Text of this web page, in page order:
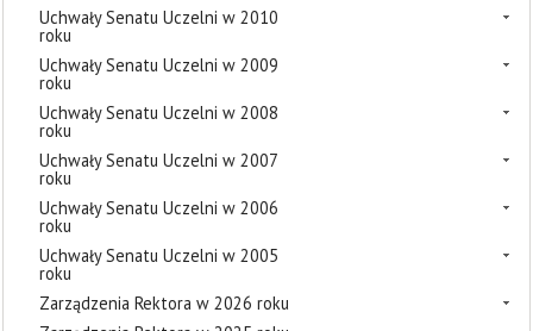
Uchwały Senatu Uczelni w 2010
roku
Uchwały Senatu Uczelni w 2009
roku
Uchwały Senatu Uczelni w 2008
roku
Uchwały Senatu Uczelni w 2007
roku
Uchwały Senatu Uczelni w 2006
roku
Uchwały Senatu Uczelni w 2005
roku
Zarządzenia Rektora w 2026 roku